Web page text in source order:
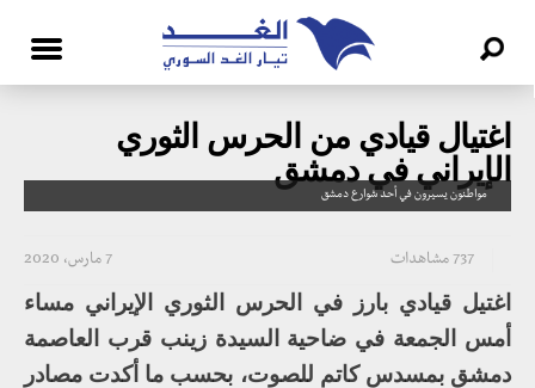
اغتيال قيادي من الحرس الثوري
الإيراني في دمشق
مواطنون يسيرون في أحد شوارع دمشق
7 مارس، 2020 737 مشاهدات
اغتيل قيادي بارز في الحرس الثوري الإيراني مساء
أمس الجمعة في ضاحية السيدة زينب قرب العاصمة
دمشق بمسدس كاتم للصوت، بحسب ما أكدت مصادر